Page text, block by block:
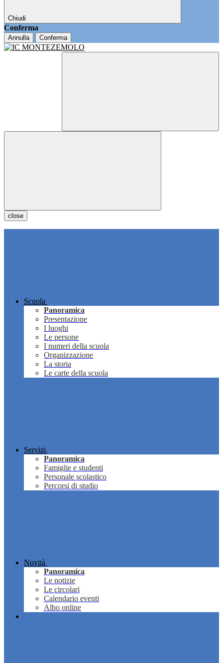
Chiudi
Conferma
Annulla Conferma
close
Scuola
Panoramica
Presentazione
I luoghi
Le persone
I numeri della scuola
Organizzazione
La storia
Le carte della scuola
Servizi
Panoramica
Famiglie e studenti
Personale scolastico
Percorsi di studio
Novità
Panoramica
Le notizie
Le circolari
Calendario eventi
Albo online